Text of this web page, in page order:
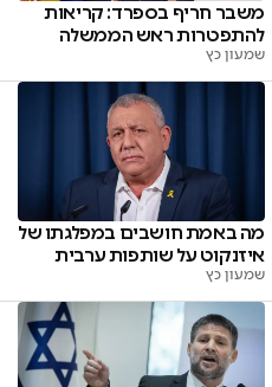
משבר חריף בספרד: קריאות
להתפטרות ראש הממשלה
שמעון כץ
מה באמת חושבים במפלגתו של
איזנקוט על שותפות ערבית
שמעון כץ